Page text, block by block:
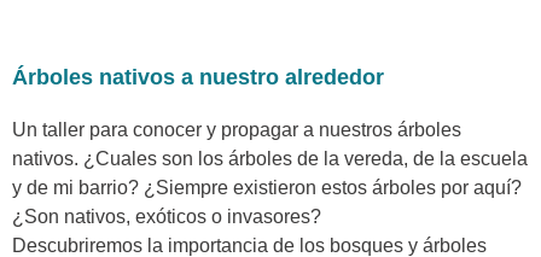
Árboles nativos a nuestro alrededor
Un taller para conocer y propagar a nuestros árboles
nativos. ¿Cuales son los árboles de la vereda, de la escuela
y de mi barrio? ¿Siempre existieron estos árboles por aquí?
¿Son nativos, exóticos o invasores?
Descubriremos la importancia de los bosques y árboles